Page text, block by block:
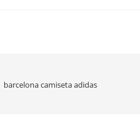
barcelona camiseta adidas